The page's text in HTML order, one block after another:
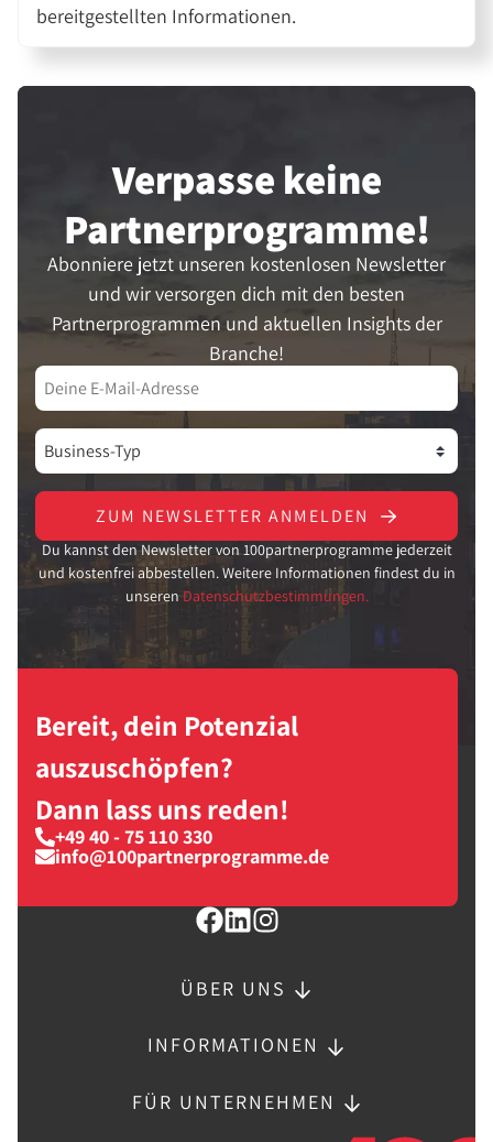
bereitgestellten Informationen.
Verpasse keine
Partner­programme!
Abonniere jetzt unseren kostenlosen Newsletter
und wir versorgen dich mit den besten
Partnerprogrammen und aktuellen Insights der
Branche!
ZUM NEWSLETTER ANMELDEN
Du kannst den Newsletter von 100partnerprogramme jederzeit
und kostenfrei abbestellen. Weitere Informationen findest du in
unseren Datenschutzbestimmungen.
Bereit, dein Potenzial
auszuschöpfen?
Dann lass uns reden!
+49 40 - 75 110 330
info@100partnerprogramme.de
ÜBER UNS
INFORMATIONEN
FÜR UNTERNEHMEN